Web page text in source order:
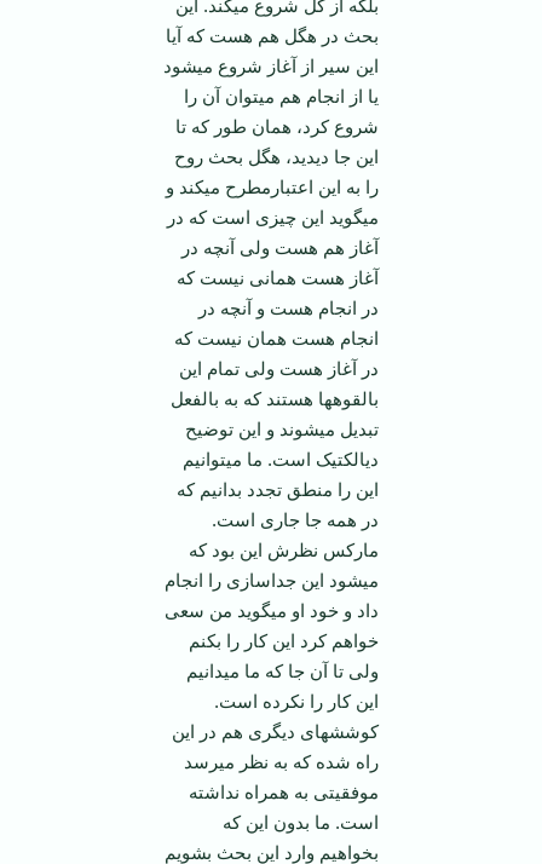
بلکه از کل شروع می­کند. این
بحث در هگل هم هست که آیا
این سیر از آغاز شروع می­شود
یا از انجام هم می­توان آن را
شروع کرد، همان طور که تا
این جا دیدید، هگل بحث روح
را به این اعتبارمطرح می­کند و
می­گوید این چیزی است که در
آغاز هم هست ولی آنچه در
آغاز هست همانی نیست که
در انجام هست و آنچه در
انجام هست همان نیست که
در آغاز هست ولی تمام این
بالقوه­ها هستند که به بالفعل
تبدیل می­شوند و این توضیح
دیالکتیک است. ما می­توانیم
این را منطق تجدد بدانیم که
در همه جا جاری است.
مارکس نظرش این بود که
می­شود این جداسازی را انجام
داد و خود او می­گوید من سعی
خواهم کرد این کار را بکنم
ولی تا آن جا که ما می­دانیم
این کار را نکرده است.
کوششهای دیگری هم در این
راه شده که به نظر می­رسد
موفقیتی به همراه نداشته
است. ما بدون این که
بخواهیم وارد این بحث بشویم